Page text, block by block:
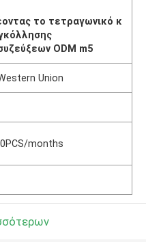
το τετραγωνικό κ
ODM m5
Union
months